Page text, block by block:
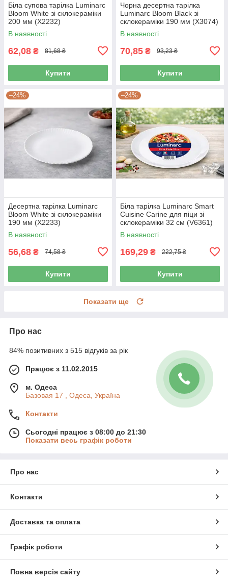
Біла супова тарілка Luminarc
Bloom White зі склокераміки
200 мм (X2232)
В наявності
62,08 ₴ 81,68 ₴
Купити
Чорна десертна тарілка
Luminarc Bloom Black зі
склокераміки 190 мм (X3074)
В наявності
70,85 ₴ 93,23 ₴
Купити
–24%
Десертна тарілка Luminarc
Bloom White зі склокераміки
190 мм (X2233)
В наявності
56,68 ₴ 74,58 ₴
Купити
–24%
Біла тарілка Luminarc Smart
Cuisine Carine для піци зі
склокераміки 32 см (V6361)
В наявності
169,29 ₴ 222,75 ₴
Купити
Показати ще
Про нас
84% позитивних з 515 відгуків за рік
Працює з 11.02.2015
м. Одеса
Базовая 17 , Одеса, Україна
Контакти
Сьогодні працює з 08:00 до 21:30
Показати весь графік роботи
Про нас
Контакти
Доставка та оплата
Графік роботи
Повна версія сайту